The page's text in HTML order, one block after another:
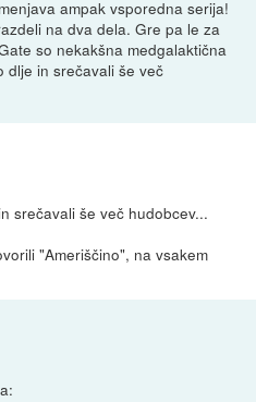
ampak vsporedna serija!
na dva dela. Gre pa le za
so nekakšna medgalaktična
dlje in srečavali še več
srečavali še več hudobcev...
"Ameriščino", na vsakem